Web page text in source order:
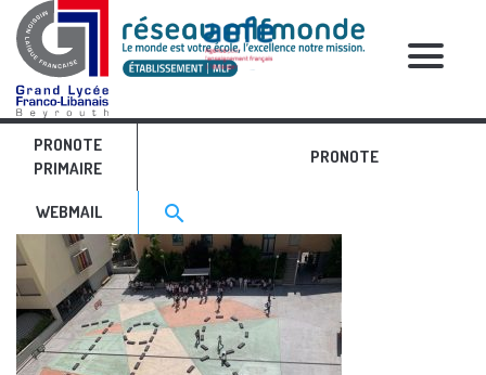
PRONOTE
PRIMAIRE
PRONOTE
WEBMAIL Search for:>
search
RELATIVE POSTS
19.8